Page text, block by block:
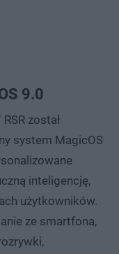
9.0
został
system MagicOS
inteligencję,
użytkowników.
ze smartfona,